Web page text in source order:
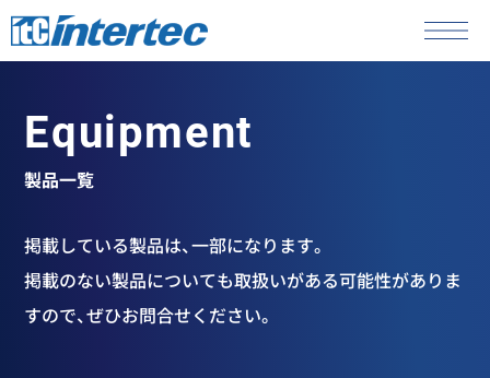
Equipment
製品一覧
掲載している製品は、一部になります。
掲載のない製品についても取扱いがある可能性がありま
すので、ぜひお問合せください。